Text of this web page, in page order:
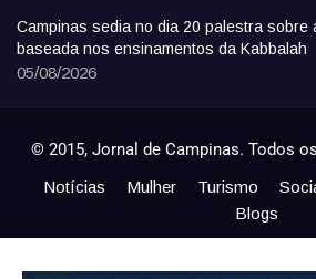
Campinas sedia no dia 20 palestra sobre
baseada nos ensinamentos da Kabbalah
05/08/2026
© 2015, Jornal de Campinas. Todos
Notícias Mulher Turismo
Blogs